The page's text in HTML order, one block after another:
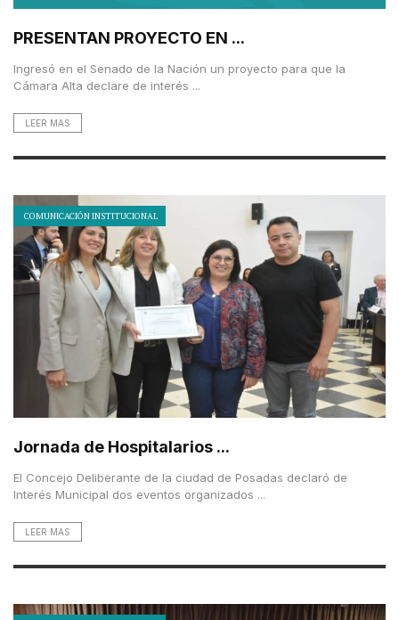
PRESENTAN PROYECTO EN ...
Ingresó en el Senado de la Nación un proyecto para que la
Cámara Alta declare de interés ...
LEER MAS
COMUNICACIÓN INSTITUCIONAL
Jornada de Hospitalarios ...
El Concejo Deliberante de la ciudad de Posadas declaró de
Interés Municipal dos eventos organizados ...
LEER MAS